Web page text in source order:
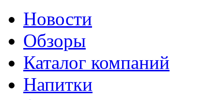
Новости
Обзоры
Каталог компаний
Напитки